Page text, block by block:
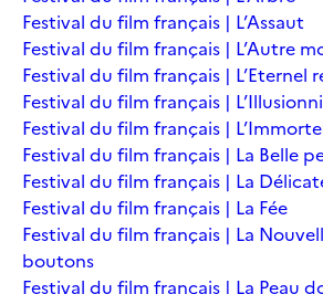
Festival du film français | L’Assaut
Festival du film français | L’Autre
Festival du film français | L’Eternel
Festival du film français |
Festival du film français |
Festival du film français | La Belle
Festival du film français | La
Festival du film français | La Fée
Festival du film français | La
boutons
Festival du film français | La Peau